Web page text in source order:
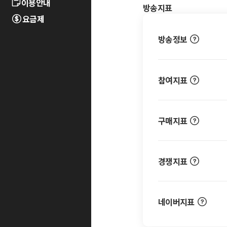
이용안내
요금제
방송지표
방송정보
참여지표
구매지표
경쟁지표
네이버지표